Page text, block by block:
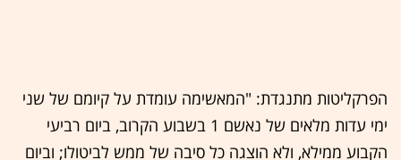
הפרקליטות מתנגדת: "המאשימה עומדת על קיומם של שני
ימי עדות מלאים של נאשם 1 בשבוע הקרוב, ביום רביעי
הקבוע ממילא, ולא הוצגה כל סיבה של ממש לביטולו; וביום